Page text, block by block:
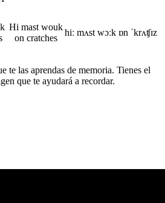
Hi mast wouk
on cratches
hiː mʌst wɔːk ɒn ˈkrʌʧɪz
te las aprendas de memoria. Tienes el
que te ayudará a recordar.